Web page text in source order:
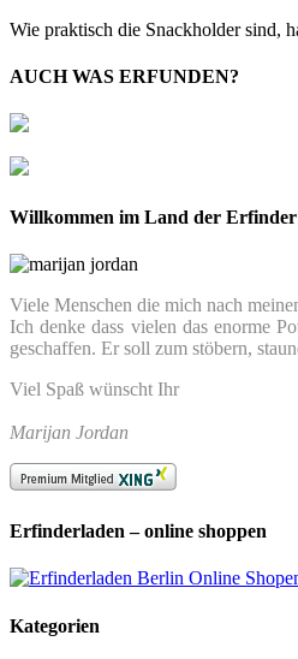
Wie praktisch die Snackholder sind,
AUCH WAS ERFUNDEN?
Willkommen im Land der
Viele Menschen die mich nach
Ich denke dass vielen das enorme
geschaffen. Er soll zum stöbern,
Viel Spaß wünscht Ihr
Marijan Jordan
Erfinderladen – online shoppen
Kategorien